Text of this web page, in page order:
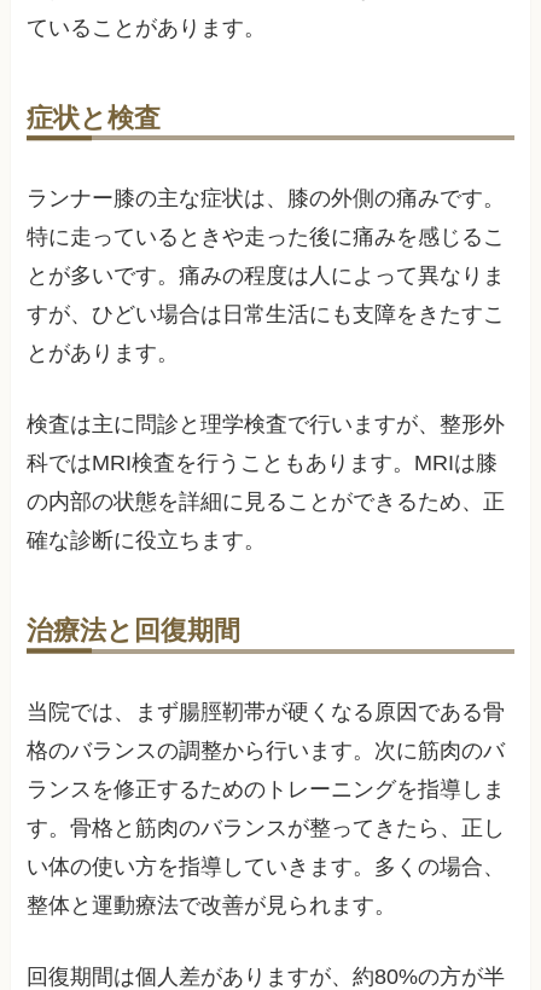
ていることがあります。
症状と検査
ランナー膝の主な症状は、膝の外側の痛みです。
特に走っているときや走った後に痛みを感じるこ
とが多いです。痛みの程度は人によって異なりま
すが、ひどい場合は日常生活にも支障をきたすこ
とがあります。
検査は主に問診と理学検査で行いますが、整形外
科ではMRI検査を行うこともあります。MRIは膝
の内部の状態を詳細に見ることができるため、正
確な診断に役立ちます。
治療法と回復期間
当院では、まず腸脛靭帯が硬くなる原因である骨
格のバランスの調整から行います。次に筋肉のバ
ランスを修正するためのトレーニングを指導しま
す。骨格と筋肉のバランスが整ってきたら、正し
い体の使い方を指導していきます。多くの場合、
整体と運動療法で改善が見られます。
回復期間は個人差がありますが、約80%の方が半